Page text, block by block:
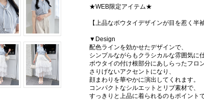
★WEB限定アイテム★
【上品なボウタイデザインが目を惹く半
▼Design
配色ラインを効かせたデザインで、
シンプルながらもクラシカルな雰囲気に
ボウタイの付け根部分にあしらったフロ
さりげないアクセントになり、
顔まわりを華やかに演出してくれます。
コンパクトなシルエットとリブ素材で、
すっきりと上品に着られるのもポイントで